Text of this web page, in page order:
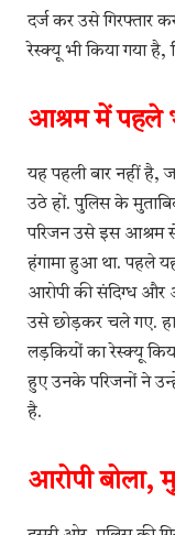
दर्ज कर उसे गिरफ्तार
रेस्क्यू भी किया गया
आश्रम में पहले
यह पहली बार नहीं है,
उठे हों. पुलिस के
परिजन उसे इस आश्रम
हंगामा हुआ था. पहले
आरोपी की संदिग्ध और
उसे छोड़कर चले गए.
लड़कियों का रेस्क्यू
हुए उनके परिजनों ने
है.
आरोपी बोला,